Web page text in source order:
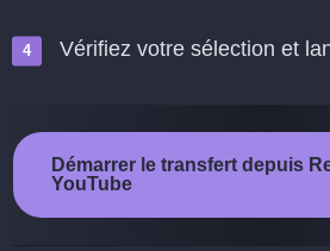
Vérifiez votre sélection et
Démarrer le transfert depuis
YouTube